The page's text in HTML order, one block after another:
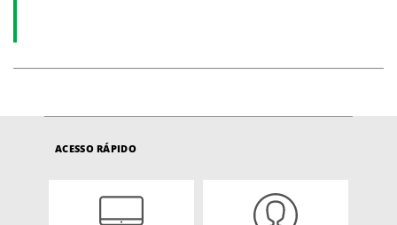
ACESSO RÁPIDO